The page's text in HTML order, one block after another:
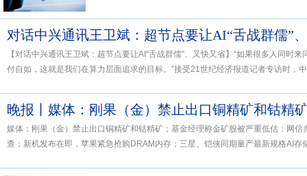
对话中兴通讯王卫斌：超节点要让AI“舌战群儒”
【对话中兴通讯王卫斌：超节点要让AI“舌战群儒”、又快又省】“如果很多人同时
付自如，这就是我们在算力层面追求的目标。”接受21世纪经济报道记者专访时，
媒体：刚果（金）禁止出口铜精矿和钴精矿；基金经理称金矿股被严重低估；网
查；新机发布在即，苹果紧急抢购DRAM内存；三星、铠侠同期量产最新规格AI存